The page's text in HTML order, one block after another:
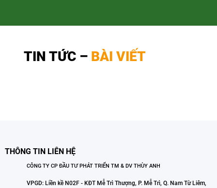
TIN TỨC – BÀI VIẾT
THÔNG TIN LIÊN HỆ
CÔNG TY CP ĐẦU TƯ PHÁT TRIỂN TM & DV THÙY ANH
VPGD: Liền kề N02F - KĐT Mễ Trì Thượng, P. Mễ Trì, Q. Nam Từ Liêm,